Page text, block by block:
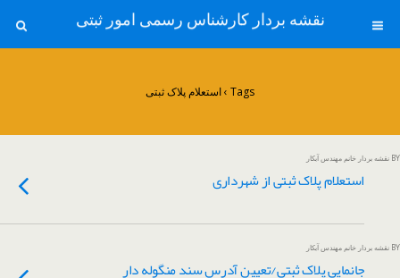
نقشه بردار کارشناس رسمی امور ثبتی
Tags › استعلام پلاک ثبتی
BY نقشه بردار خانم مهندس آبکار
استعلام پلاک ثبتی از شهرداری
BY نقشه بردار خانم مهندس آبکار
جانمایی پلاک ثبتی/تعیین آدرس سند منگوله دار